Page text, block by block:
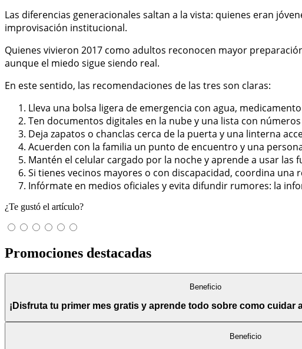
Las diferencias generacionales saltan a la vista: quienes eran
improvisación institucional.
Quienes vivieron 2017 como adultos reconocen mayor
aunque el miedo sigue siendo real.
En este sentido, las recomendaciones de las tres son claras:
Lleva una bolsa ligera de emergencia con agua,
Ten documentos digitales en la nube y una lista con
Deja zapatos o chanclas cerca de la puerta y una linterna
Acuerden con la familia un punto de encuentro y una
Mantén el celular cargado por la noche y aprende a usar
Si tienes vecinos mayores o con discapacidad, coordina
Infórmate en medios oficiales y evita difundir rumores: la
¿Te gustó el artículo?
Promociones destacadas
Beneficio
¡Disfruta tu primer mes gratis y aprende todo sobre como cuidar
Beneficio